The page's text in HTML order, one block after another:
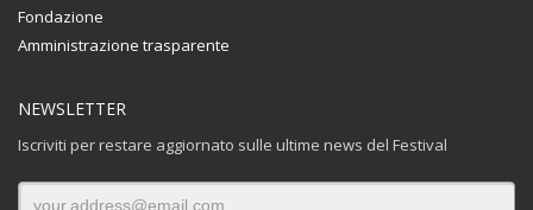
Fondazione
Amministrazione trasparente
NEWSLETTER
Iscriviti per restare aggiornato sulle ultime news del Festival